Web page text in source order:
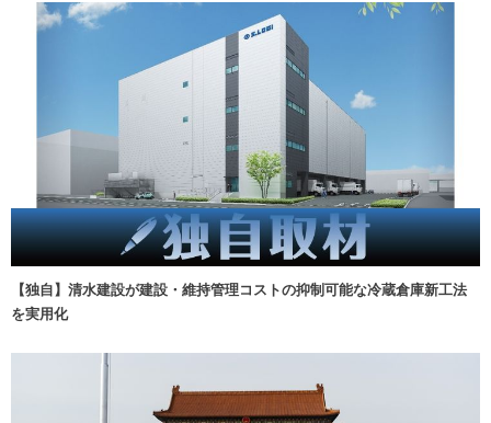
【独自】清水建設が建設・維持管理コストの抑制可能な冷蔵倉庫新工法
を実用化